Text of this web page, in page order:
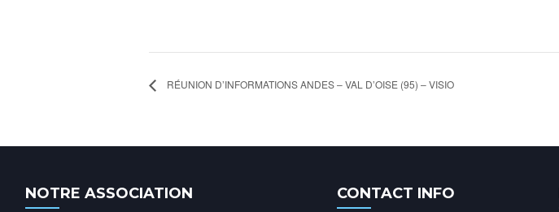
RÉUNION D’INFORMATIONS ANDES – VAL D’OISE (95) – VISIO
NOTRE ASSOCIATION CONTACT INFO